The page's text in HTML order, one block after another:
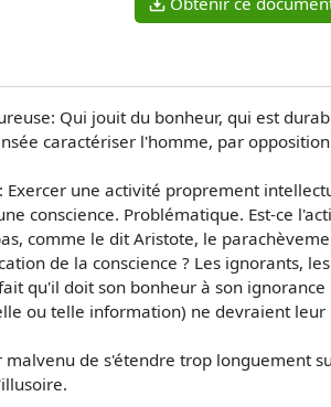
Qui jouit du bonheur, qui est
caractériser l'homme, par
Exercer une activité proprement
conscience. Problématique. Est-ce
comme le dit Aristote, le
de la conscience ? Les ignorants,
qu'il doit son bonheur à son
ou telle information) ne devraient
de s'étendre trop longuement